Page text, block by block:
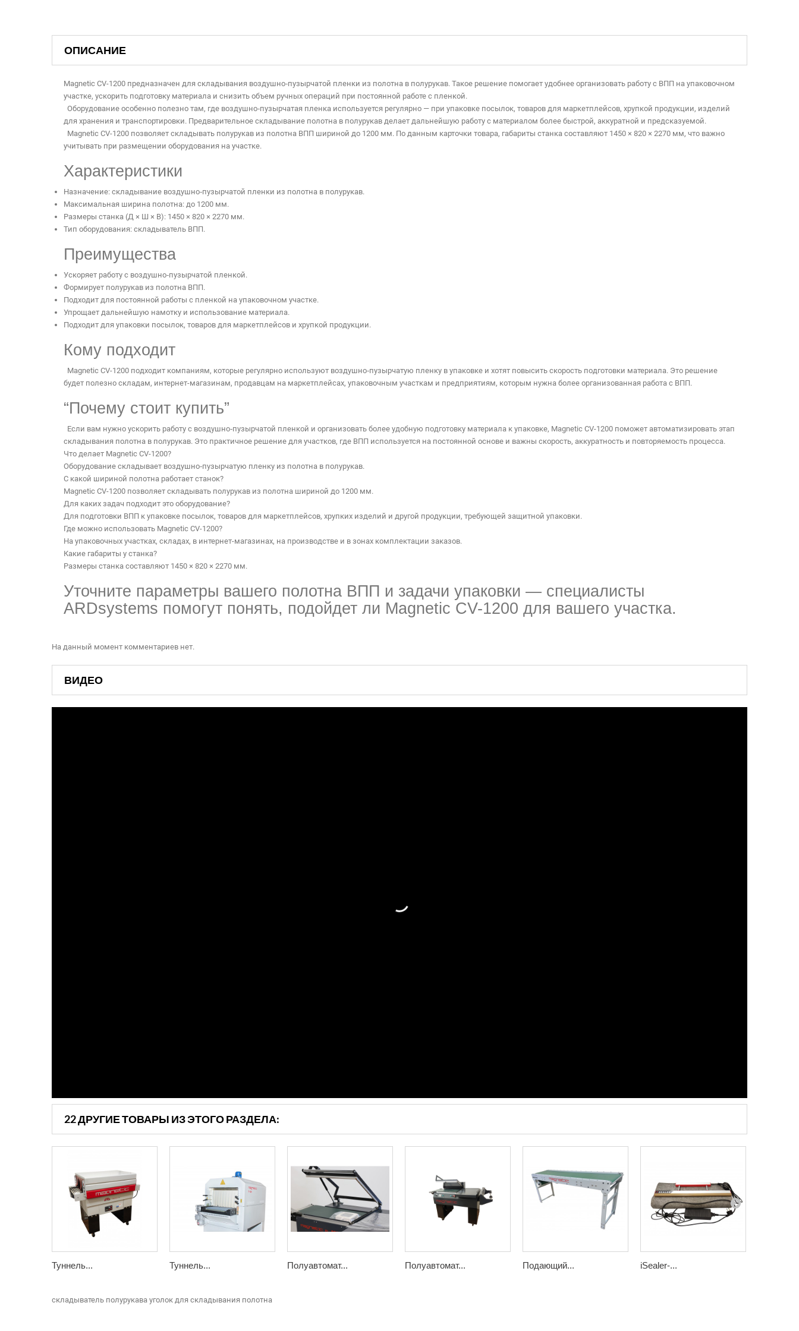
Имя:*
Отменить
ОПИСАНИЕ
Magnetic CV-1200 предназначен для складывания воздушно‑пузырчатой пленки из полотна в полурукав. Такое решение помогает удобнее организовать работу с ВПП на упаковочном
участке, ускорить подготовку материала и снизить объем ручных операций при постоянной работе с пленкой.
Оборудование особенно полезно там, где воздушно‑пузырчатая пленка используется регулярно — при упаковке посылок, товаров для маркетплейсов, хрупкой продукции, изделий
для хранения и транспортировки. Предварительное складывание полотна в полурукав делает дальнейшую работу с материалом более быстрой, аккуратной и предсказуемой.
Magnetic CV-1200 позволяет складывать полурукав из полотна ВПП шириной до 1200 мм. По данным карточки товара, габариты станка составляют 1450 × 820 × 2270 мм, что важно
учитывать при размещении оборудования на участке.
Характеристики
Назначение: складывание воздушно‑пузырчатой пленки из полотна в полурукав.
Максимальная ширина полотна: до 1200 мм.
Размеры станка (Д × Ш × В): 1450 × 820 × 2270 мм.
Тип оборудования: складыватель ВПП.
Преимущества
Ускоряет работу с воздушно‑пузырчатой пленкой.
Формирует полурукав из полотна ВПП.
Подходит для постоянной работы с пленкой на упаковочном участке.
Упрощает дальнейшую намотку и использование материала.
Подходит для упаковки посылок, товаров для маркетплейсов и хрупкой продукции.
Кому подходит
Magnetic CV-1200 подходит компаниям, которые регулярно используют воздушно‑пузырчатую пленку в упаковке и хотят повысить скорость подготовки материала. Это решение
будет полезно складам, интернет-магазинам, продавцам на маркетплейсах, упаковочным участкам и предприятиям, которым нужна более организованная работа с ВПП.
“Почему стоит купить”
Если вам нужно ускорить работу с воздушно‑пузырчатой пленкой и организовать более удобную подготовку материала к упаковке, Magnetic CV-1200 поможет автоматизировать этап
складывания полотна в полурукав. Это практичное решение для участков, где ВПП используется на постоянной основе и важны скорость, аккуратность и повторяемость процесса.
Что делает Magnetic CV-1200?
Оборудование складывает воздушно‑пузырчатую пленку из полотна в полурукав.
С какой шириной полотна работает станок?
Magnetic CV-1200 позволяет складывать полурукав из полотна шириной до 1200 мм.
Для каких задач подходит это оборудование?
Для подготовки ВПП к упаковке посылок, товаров для маркетплейсов, хрупких изделий и другой продукции, требующей защитной упаковки.
Где можно использовать Magnetic CV-1200?
На упаковочных участках, складах, в интернет-магазинах, на производстве и в зонах комплектации заказов.
Какие габариты у станка?
Размеры станка составляют 1450 × 820 × 2270 мм.
Уточните параметры вашего полотна ВПП и задачи упаковки — специалисты
ARDsystems помогут понять, подойдет ли Magnetic CV-1200 для вашего участка.
На данный момент комментариев нет.
ВИДЕО
22 ДРУГИЕ ТОВАРЫ ИЗ ЭТОГО РАЗДЕЛА:
Туннель... Туннель... Полуавтомат... Полуавтомат... Подающий... iSealer-...
складыватель полурукава уголок для складывания полотна